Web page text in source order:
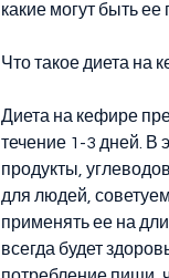
какие могут быть ее
Что такое диета на
Диета на кефире
течение 1-3 дней. В
продукты,
для людей,
применять ее на
всегда будет